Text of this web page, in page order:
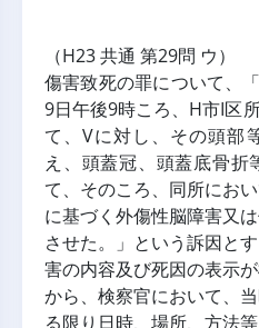
（H23 共通 第29問 ウ）
傷害致死の罪について、
9日午後9時ころ、H市I区
て、Vに対し、その頭部
え、頭蓋冠、頭蓋底骨折
て、そのころ、同所にお
に基づく外傷性脳障害又
させた。」という訴因と
害の内容及び死因の表示
から、検察官において、
る限り日時、場所、方法